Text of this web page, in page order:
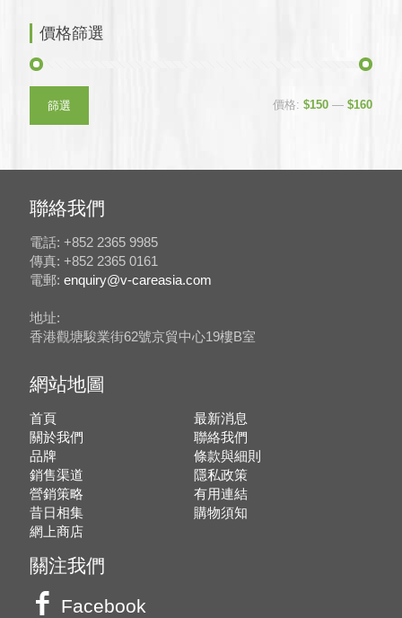
價格篩選
篩選 價格: $150 — $160
聯絡我們
電話: +852 2365 9985
傳真: +852 2365 0161
電郵: enquiry@v-careasia.com
地址:
香港觀塘駿業街62號京貿中心19樓B室
網站地圖
首頁
關於我們
品牌
銷售渠道
營銷策略
昔日相集
網上商店
最新消息
聯絡我們
條款與細則
隱私政策
有用連結
購物須知
關注我們
Facebook